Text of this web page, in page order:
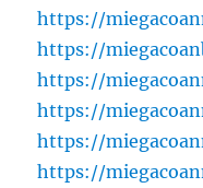
https://
https://
https://
https://
https://
https://